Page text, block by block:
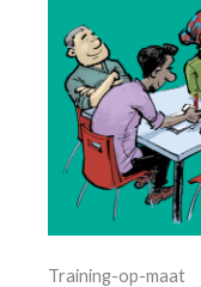
Training-op-maat